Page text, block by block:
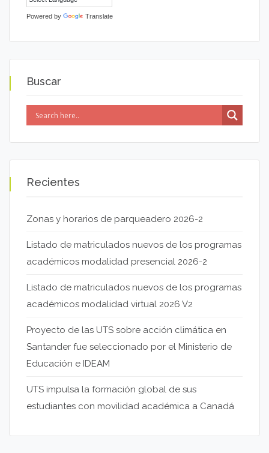
Powered by Translate
Buscar
Recientes
Zonas y horarios de parqueadero 2026-2
Listado de matriculados nuevos de los programas
académicos modalidad presencial 2026-2
Listado de matriculados nuevos de los programas
académicos modalidad virtual 2026 V2
Proyecto de las UTS sobre acción climática en
Santander fue seleccionado por el Ministerio de
Educación e IDEAM
UTS impulsa la formación global de sus
estudiantes con movilidad académica a Canadá